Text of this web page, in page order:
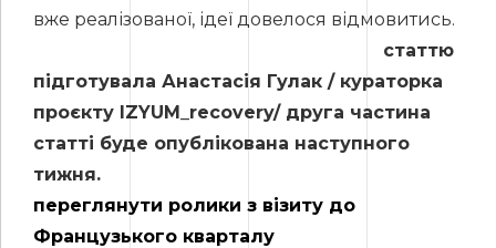
вже реалізованої, ідеї довелося відмовитись.
статтю
підготувала Анастасія Гулак / кураторка
проєкту IZYUM_recovery/ друга частина
статті буде опублікована наступного
тижня.
переглянути ролики з візиту до
Французького кварталу